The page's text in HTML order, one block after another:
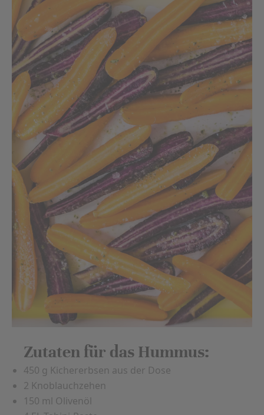
Zutaten für das Hummus:
450 g Kichererbsen aus der Dose
2 Knoblauchzehen
150 ml Olivenöl